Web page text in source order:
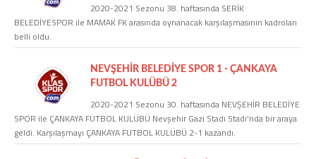
Künye
İletişim
2020-2021 Sezonu 38. haftasında SERİK
BELEDİYESPOR ile MAMAK FK arasında oynanacak karşılaşmasının kadroları
belli oldu.
NEVŞEHİR BELEDİYE SPOR 1 - ÇANKAYA
FUTBOL KULÜBÜ 2
2020-2021 Sezonu 30. haftasında NEVŞEHİR BELEDİYE
SPOR ile ÇANKAYA FUTBOL KULÜBÜ Nevşehir Gazi Stadı Stadı'nda bir araya
geldi. Karşılaşmayı ÇANKAYA FUTBOL KULÜBÜ 2-1 kazandı.